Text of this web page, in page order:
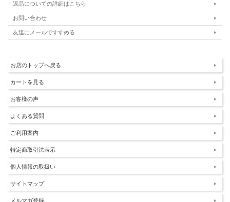
返品についての詳細はこちら
お問い合わせ
友達にメールですすめる
お店のトップへ戻る
カートを見る
お客様の声
よくある質問
ご利用案内
特定商取引法表示
個人情報の取扱い
サイトマップ
メルマガ登録